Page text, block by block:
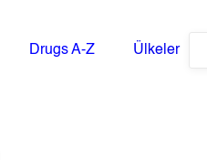
Drugs A-Z Ülkeler